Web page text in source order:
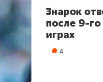
Знарок
после 9-
играх
4